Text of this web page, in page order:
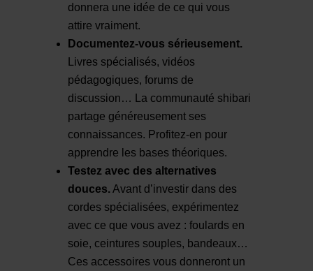
donnera une idée de ce qui vous
attire vraiment.
Documentez-vous sérieusement.
Livres spécialisés, vidéos
pédagogiques, forums de
discussion… La communauté shibari
partage généreusement ses
connaissances. Profitez-en pour
apprendre les bases théoriques.
Testez avec des alternatives
douces. Avant d’investir dans des
cordes spécialisées, expérimentez
avec ce que vous avez : foulards en
soie, ceintures souples, bandeaux…
Ces accessoires vous donneront un